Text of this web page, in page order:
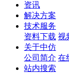
资讯
解决方案
技术服务
资料下载 视
关于中仿
公司简介 在
站内搜索